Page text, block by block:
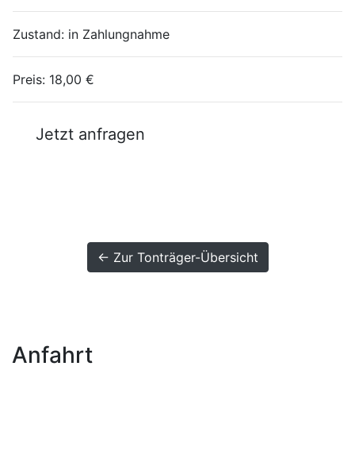
Zustand: in Zahlungnahme
Preis: 18,00 €
Jetzt anfragen
← Zur Tonträger-Übersicht
Anfahrt